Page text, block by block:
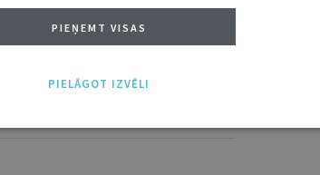
PIEŅEMT VISAS
PIELĀGOT IZVĒLI